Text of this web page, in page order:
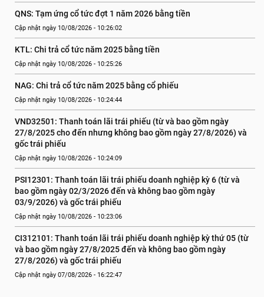
QNS: Tạm ứng cổ tức đợt 1 năm 2026 bằng tiền
Cập nhật ngày 10/08/2026 - 10:26:02
KTL: Chi trả cổ tức năm 2025 bằng tiền
Cập nhật ngày 10/08/2026 - 10:25:26
NAG: Chi trả cổ tức năm 2025 bằng cổ phiếu
Cập nhật ngày 10/08/2026 - 10:24:44
VND32501: Thanh toán lãi trái phiếu (từ và bao gồm ngày
27/8/2025 cho đến nhưng không bao gồm ngày 27/8/2026) và
gốc trái phiếu
Cập nhật ngày 10/08/2026 - 10:24:09
PSI12301: Thanh toán lãi trái phiếu doanh nghiệp kỳ 6 (từ và
bao gồm ngày 02/3/2026 đến và không bao gồm ngày
03/9/2026) và gốc trái phiếu
Cập nhật ngày 10/08/2026 - 10:23:06
CI312101: Thanh toán lãi trái phiếu doanh nghiệp kỳ thứ 05 (từ
và bao gồm ngày 27/8/2025 đến và không bao gồm ngày
27/8/2026) và gốc trái phiếu
Cập nhật ngày 07/08/2026 - 16:22:47